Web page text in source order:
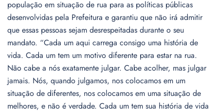
população em situação de rua para as políticas públicas
desenvolvidas pela Prefeitura e garantiu que não irá admitir
que essas pessoas sejam desrespeitadas durante o seu
mandato. “Cada um aqui carrega consigo uma história de
vida. Cada um tem um motivo diferente para estar na rua.
Não cabe a nós exatamente julgar. Cabe acolher, mas julgar
jamais. Nós, quando julgamos, nos colocamos em um
situação de diferentes, nos colocamos em uma situação de
melhores, e não é verdade. Cada um tem sua história de vida